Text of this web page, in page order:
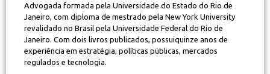
Advogada formada pela Universidade do Estado do Rio de
Janeiro, com diploma de mestrado pela New York University
revalidado no Brasil pela Universidade Federal do Rio de
Janeiro. Com dois livros publicados, possuiquinze anos de
experiência em estratégia, políticas públicas, mercados
regulados e tecnologia.